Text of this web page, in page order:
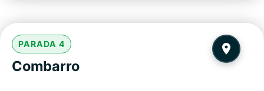
PARADA 4
Combarro